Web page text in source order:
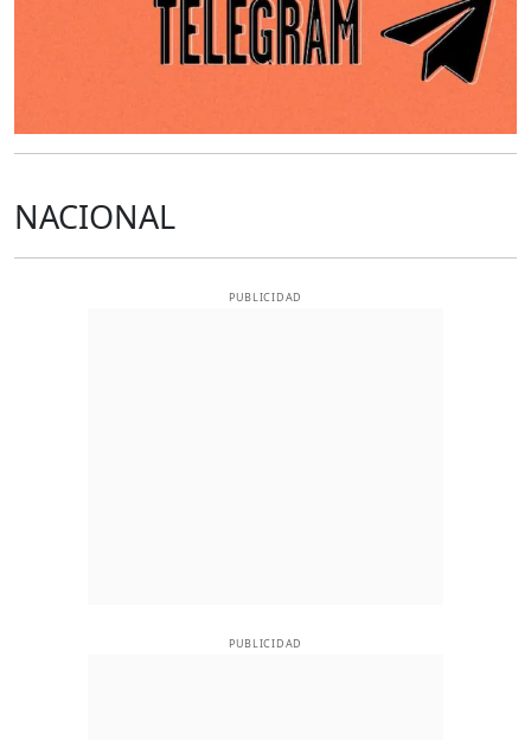
NACIONAL
PUBLICIDAD
PUBLICIDAD